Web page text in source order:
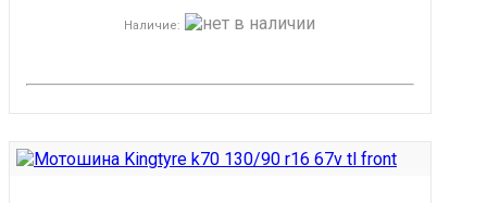
Наличие: